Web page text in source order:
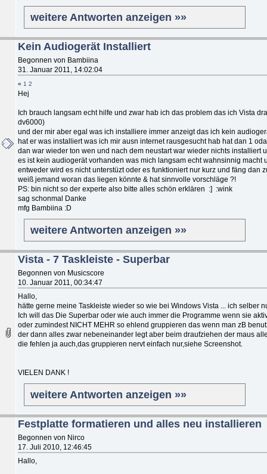
weitere Antworten anzeigen »»
Kein Audiogerät Installiert
Begonnen von Bambiina
31. Januar 2011, 14:02:04
« 1 2
Hej
Ich brauch langsam echt hilfe und zwar hab ich das problem das ich Vista
dv6000)
und der mir aber egal was ich installiere immer anzeigt das ich kein
hat er was installiert was ich mir ausn internet rausgesucht hab hat dan 1
dan war wieder ton wen und nach dem neustart war wieder nichts installiert
es ist kein audiogerät vorhanden was mich langsam echt wahnsinnig macht
entweder wird es nicht unterstüzt oder es funktioniert nur kurz und fäng dan
weiß jemand woran das liegen könnte & hat sinnvolle vorschläge ?!
PS: bin nicht so der experte also bitte alles schön erklären :] :wink
sag schonmal Danke
mfg Bambiina :D
weitere Antworten anzeigen »»
Vista - 7 Taskleiste - Superbar
Begonnen von Musicscore
10. Januar 2011, 00:34:47
Hallo,
hätte gerne meine Taskleiste wieder so wie bei Windows Vista ... ich selber
Ich will das Die Superbar oder wie auch immer die Programme wenn sie
oder zumindest NICHT MEHR so ehlend gruppieren das wenn man zB
der dann alles zwar nebeneinander legt aber beim draufziehen der maus
die fehlen ja auch,das gruppieren nervt einfach nur,siehe Screenshot.
VIELEN DANK !
weitere Antworten anzeigen »»
Festplatte formatieren und alles neu installieren
Begonnen von Nirco
17. Juli 2010, 12:46:45
Hallo,